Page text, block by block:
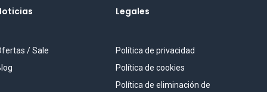
/ Sale
Legales
Política de privacidad
Política de cookies
Política de eliminación de